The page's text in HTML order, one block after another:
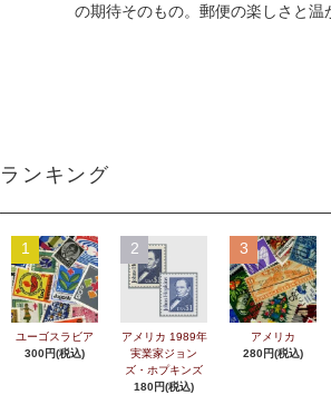
の期待そのもの。郵便の楽しさと温
ランキング
1
ユーゴスラビア
300円(税込)
2
アメリカ 1989年
実業家ジョン
ズ・ホプキンズ
180円(税込)
3
アメリカ
280円(税込)